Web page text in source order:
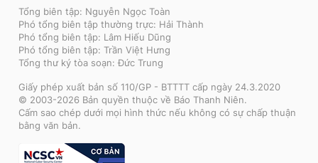
Tổng biên tập: Nguyễn Ngọc Toàn
Phó tổng biên tập thường trực: Hải Thành
Phó tổng biên tập: Lâm Hiếu Dũng
Phó tổng biên tập: Trần Việt Hưng
Tổng thư ký tòa soạn: Đức Trung
Giấy phép xuất bản số 110/GP - BTTTT cấp ngày 24.3.2020
© 2003-2026 Bản quyền thuộc về Báo Thanh Niên.
Cấm sao chép dưới mọi hình thức nếu không có sự chấp thuận
bằng văn bản.